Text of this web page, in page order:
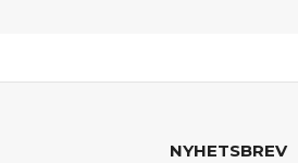
NYHETSBREV